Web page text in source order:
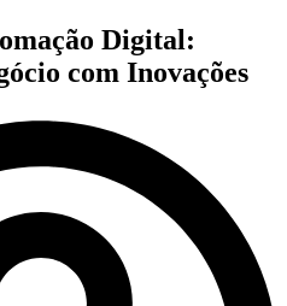
Digital:
com Inovações